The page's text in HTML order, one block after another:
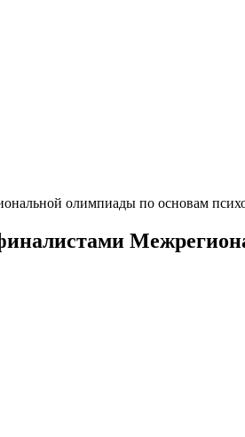
олимпиады по основам